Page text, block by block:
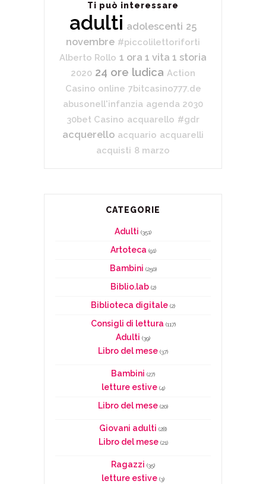
Ti può interessare
adulti adolescenti 25
novembre #piccolilettoriforti
Alberto Rollo 1 ora 1 vita 1 storia
2020 24 ore ludica Action
Casino online 7bitcasino777.de
abusonell'infanzia agenda 2030
30bet Casino acquarello #gdr
acquerello acquario acquarelli
acquisti 8 marzo
CATEGORIE
Adulti (351)
Artoteca (91)
Bambini (250)
Biblio.lab(2)
Biblioteca digitale (2)
Consigli di lettura (117)
Adulti (39)
Libro del mese (37)
Bambini (27)
letture estive(4)
Libro del mese (20)
Giovani adulti (28)
Libro del mese(21)
Ragazzi (35)
letture estive (3)